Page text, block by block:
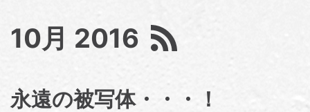
10月 2016
永遠の被写体・・・！